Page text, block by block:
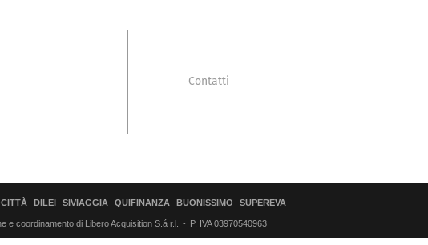
Contatti
DILEI SIVIAGGIA QUIFINANZA BUONISSIMO SUPEREVA
e coordinamento di Libero Acquisition S.á r.l. P. IVA 03970540963